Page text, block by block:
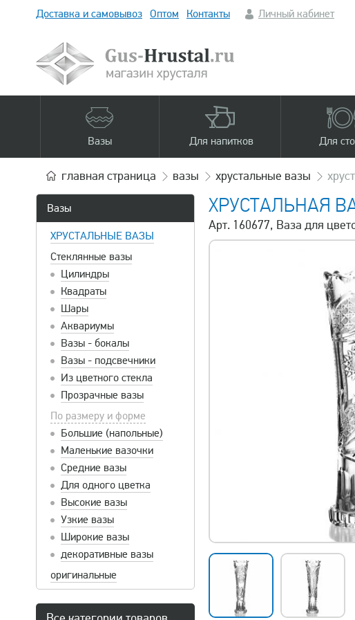
Доставка и самовывоз Оптом Контакты Личный кабинет
Вазы Для напитков Для
главная страница вазы хрустальные вазы
Вазы
ХРУСТАЛЬНЫЕ ВАЗЫ
Стеклянные вазы
Цилиндры
Квадраты
Шары
Аквариумы
Вазы - бокалы
Вазы - подсвечники
Из цветного стекла
Прозрачные вазы
По размеру и форме
Большие (напольные)
Маленькие вазочки
Средние вазы
Для одного цветка
Высокие вазы
Узкие вазы
Широкие вазы
декоративные вазы
оригинальные
ХРУСТАЛЬНАЯ
Арт. 160677, Ваза для